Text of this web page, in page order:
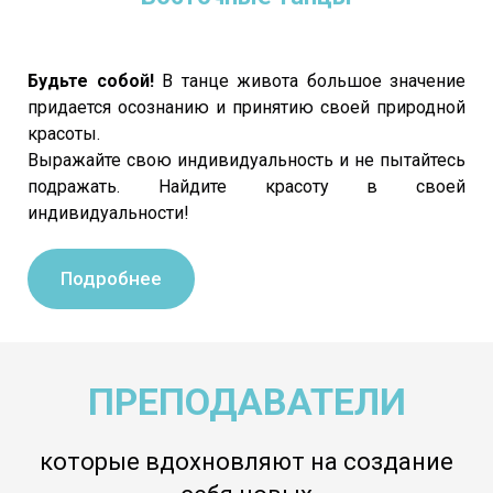
Будьте собой!В танце живота большое значение
придается осознанию и принятию своей природной
красоты.
Выражайте свою индивидуальность и не пытайтесь
подражать. Найдите красоту в своей
индивидуальности!
Подробнее
ПРЕПОДАВАТЕЛИ
которые вдохновляют на создание